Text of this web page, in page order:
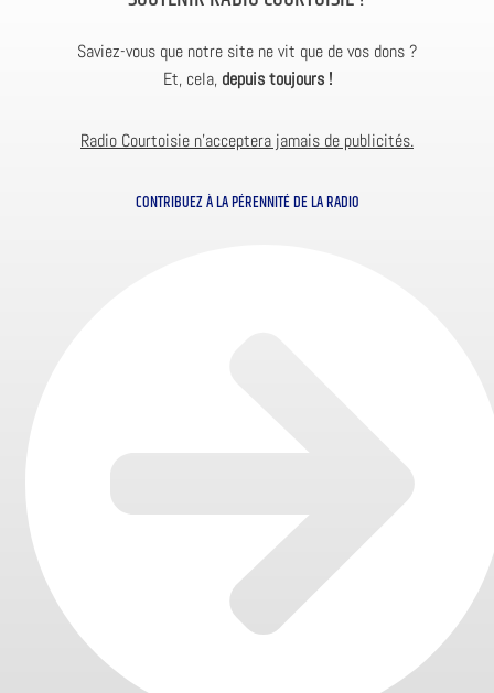
Saviez-vous que notre site ne vit que de vos dons ?
Et, cela, depuis toujours !
Radio Courtoisie n’acceptera jamais de publicités.
CONTRIBUEZ À LA PÉRENNITÉ DE LA RADIO